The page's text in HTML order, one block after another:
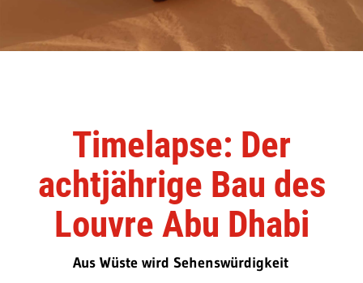
Timelapse: Der
achtjährige Bau des
Louvre Abu Dhabi
Aus Wüste wird Sehenswürdigkeit